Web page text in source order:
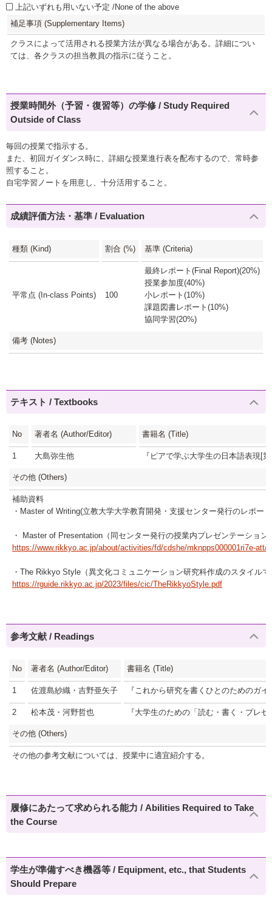
上記いずれも用いない予定 /None of the above
補足事項 (Supplementary Items)
クラスによって活用される授業方法が異なる場合がある。詳細につい
ては、各クラスの担当教員の指示に従うこと。
授業時間外（予習・復習等）の学修 / Study Required
Outside of Class
毎回の授業で指示する。
また、初回ガイダンス時に、詳細な授業進行表を配布するので、常時参
照すること。
自宅学習ノートを用意し、十分活用すること。
成績評価方法・基準 / Evaluation
種類 (Kind) 割合 (%) 基準 (Criteria)
平常点 (In-class Points) 100
最終レポート(Final Report)(20%)
授業参加度(40%)
小レポート(10%)
課題図書レポート(10%)
協同学習(20%)
備考 (Notes)
テキスト / Textbooks
No 著者名 (Author/Editor) 書籍名 (Title)
1 大島弥生他 『ピアで学ぶ大学生の日本語表現[
その他 (Others)
補助資料
・Master of Writing(立教大学大学教育開発・支援センター発行のレポー
・ Master of Presentation（同センター発行の授業内プレゼンテーション
https://www.rikkyo.ac.jp/about/activities/fd/cdshe/mknpps000001ri7e-att/
・The Rikkyo Style（異文化コミュニケーション研究科作成のスタイル
https://rguide.rikkyo.ac.jp/2023/files/cic/TheRikkyoStyle.pdf
参考文献 / Readings
No 著者名 (Author/Editor) 書籍名 (Title)
1 佐渡島紗織・吉野亜矢子 『これから研究を書くひとのためのガ
2 松本茂・河野哲也 『大学生のための「読む・書く・プレ
その他 (Others)
その他の参考文献については、授業中に適宜紹介する。
履修にあたって求められる能力 / Abilities Required to Take
the Course
学生が準備すべき機器等 / Equipment, etc., that Students
Should Prepare